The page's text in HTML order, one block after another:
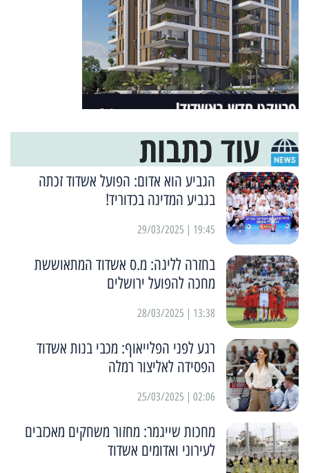
עוד כתבות
הגביע הוא אדום: הפועל אשדוד זכתה
בגביע המדינה בכדוריד!
19:45 | 29/03/2025
בחזרה לליגה: מ.ס אשדוד המתאוששת
מחכה להפועל ירושלים
13:38 | 28/03/2025
רגע לפני הפלייאוף: מכבי בנות אשדוד
הפסידה לאליצור רמלה
02:06 | 25/03/2025
מחכות שייגמר: מחזור משחקים מאכזבים
לעירוני ואדומים אשדוד